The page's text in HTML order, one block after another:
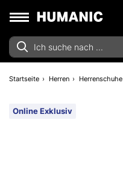
Startseite Herren Herrenschuhe
Online Exklusiv